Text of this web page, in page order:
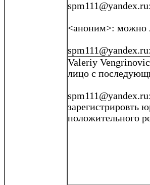
<аноним>: можно
spm111@yandex.ru
Valeriy
лицо с
зарегистрировть
положительного